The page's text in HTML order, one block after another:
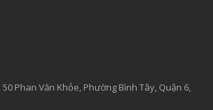
Phan Văn Khỏe, Phường Bình Tây, Quận 6,